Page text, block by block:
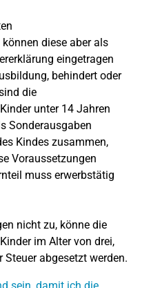
diese aber als
eingetragen
behindert oder
die
unter 14 Jahren
Sonderausgaben
Kindes zusammen,
Voraussetzungen
muss erwerbstätig
nicht zu, könne die
im Alter von drei,
abgesetzt werden.